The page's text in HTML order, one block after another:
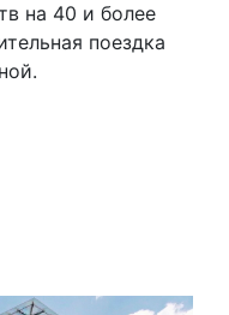
на 40 и более
поездка